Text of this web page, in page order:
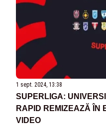
1 sept. 2024, 13:38
SUPERLIGA:
RAPID REMIZEAZĂ ÎN
VIDEO